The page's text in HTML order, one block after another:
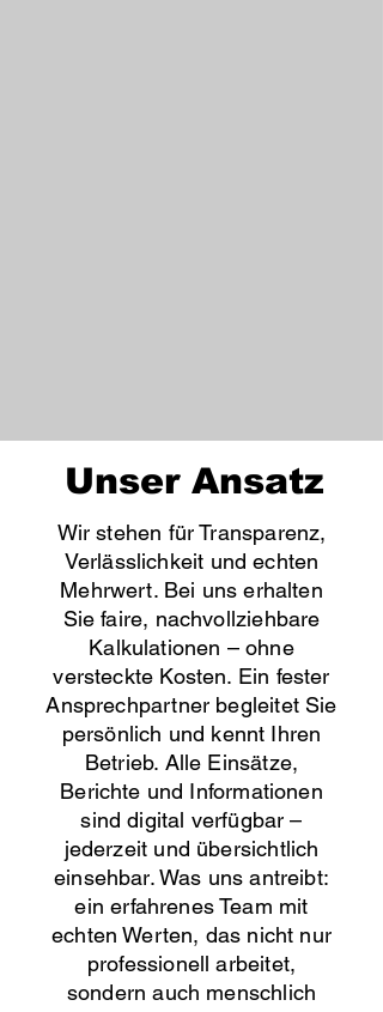
Unser Ansatz
Wir stehen für Transparenz,
Verlässlichkeit und echten
Mehrwert. Bei uns erhalten
Sie faire, nachvollziehbare
Kalkulationen – ohne
versteckte Kosten. Ein fester
Ansprechpartner begleitet Sie
persönlich und kennt Ihren
Betrieb. Alle Einsätze,
Berichte und Informationen
sind digital verfügbar –
jederzeit und übersichtlich
einsehbar. Was uns antreibt:
ein erfahrenes Team mit
echten Werten, das nicht nur
professionell arbeitet,
sondern auch menschlich